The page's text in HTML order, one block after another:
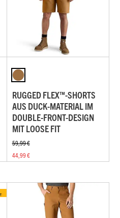
RUGGED FLEX™-SHORTS
AUS DUCK-MATERIAL IM
DOUBLE-FRONT-DESIGN
MIT LOOSE FIT
59,99 €
44,99 €